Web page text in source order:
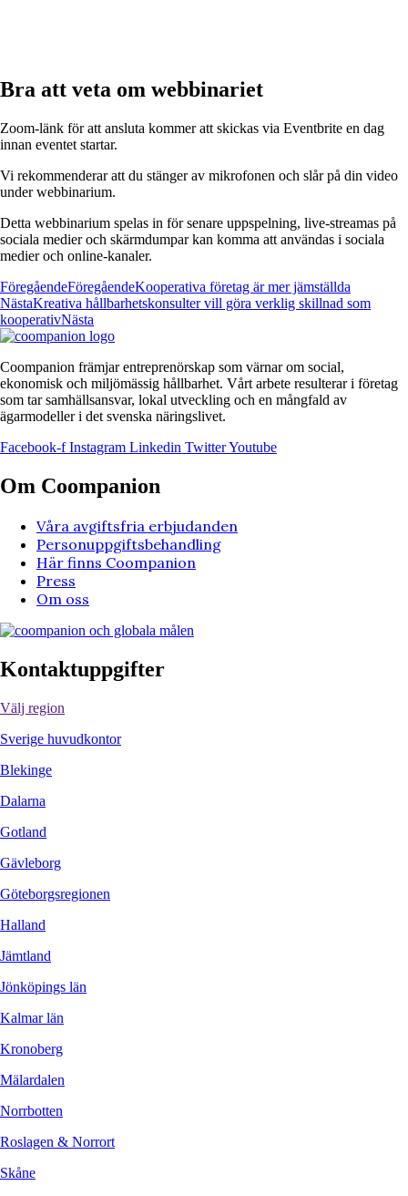
Bra att veta om webbinariet
Zoom-länk för att ansluta kommer att skickas via Eventbrite en dag
innan eventet startar.
Vi rekommenderar att du stänger av mikrofonen och slår på din video
under webbinarium.
Detta webbinarium spelas in för senare uppspelning, live-streamas på
sociala medier och skärmdumpar kan komma att användas i sociala
medier och online-kanaler.
FöregåendeFöregåendeKooperativa företag är mer jämställda
NästaKreativa hållbarhetskonsulter vill göra verklig skillnad som
kooperativNästa
Coompanion främjar entreprenörskap som värnar om social,
ekonomisk och miljömässig hållbarhet. Vårt arbete resulterar i företag
som tar samhällsansvar, lokal utveckling och en mångfald av
ägarmodeller i det svenska näringslivet.
Facebook-f Instagram Linkedin TwitterYoutube
Om Coompanion
Våra avgiftsfria erbjudanden
Personuppgiftsbehandling
Här finns Coompanion
Press
Om oss
Kontaktuppgifter
Välj region
Sverige huvudkontor
Blekinge
Dalarna
Gotland
Gävleborg
Göteborgsregionen
Halland
Jämtland
Jönköpings län
Kalmar län
Kronoberg
Mälardalen
Norrbotten
Roslagen & Norrort
Skåne